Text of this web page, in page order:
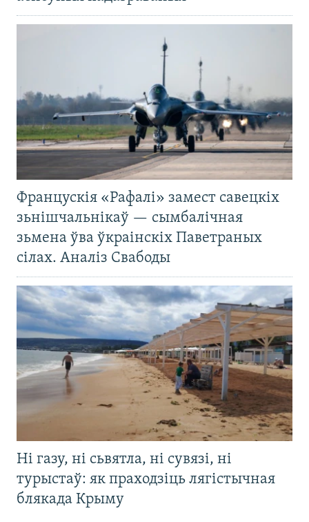
Францускія «Рафалі» замест савецкіх
зьнішчальнікаў — сымбалічная
зьмена ўва ўкраінскіх Паветраных
сілах. Аналіз Свабоды
Ні газу, ні сьвятла, ні сувязі, ні
турыстаў: як праходзіць лягістычная
блякада Крыму